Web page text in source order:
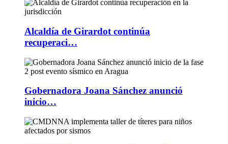
Alcaldía de Girardot continúa
recuperaci…
Gobernadora Joana Sánchez anunció
inicio…